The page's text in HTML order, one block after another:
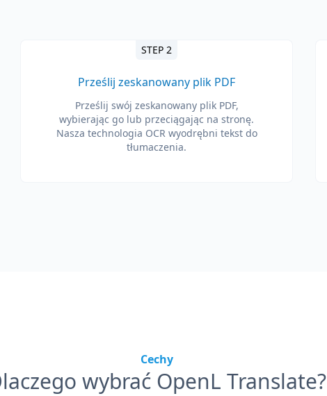
STEP 2
Prześlij zeskanowany plik PDF
Prześlij swój zeskanowany plik PDF,
wybierając go lub przeciągając na stronę.
Nasza technologia OCR wyodrębni tekst do
tłumaczenia.
Cechy
wybrać OpenL Translate?